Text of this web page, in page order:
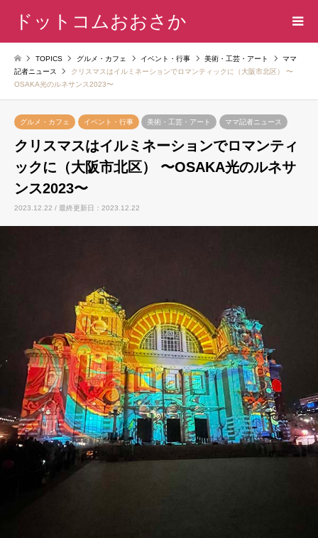
ドットコムおおさか
TOPICS グルメ・カフェ イベント・行事 美術・工芸・アート
ママ
記者ニュース
クリスマスはイルミネーションでロマンティックに（大阪市北区） 〜
OSAKA光のルネサンス2023〜
グルメ・カフェ イベント・行事 美術・工芸・アート ママ記者ニュース
クリスマスはイルミネーションでロマンティ
ックに（大阪市北区） 〜OSAKA光のルネサ
ンス2023〜
2023.12.22 / 最終更新日：2023.12.22